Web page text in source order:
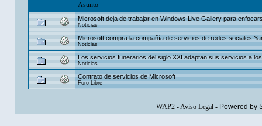
Asunto
Microsoft deja de trabajar en Windows Live Gallery para
Noticias
Microsoft compra la compañía de servicios de redes sociales
Noticias
Los servicios funerarios del siglo XXI adaptan sus servicios a
Noticias
Contrato de servicios de Microsoft
Foro Libre
WAP2-Aviso Legal- Powered by